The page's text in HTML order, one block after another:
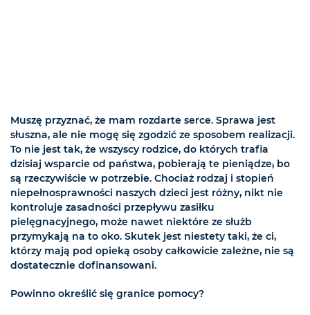
Muszę przyznać, że mam rozdarte serce. Sprawa jest
słuszna, ale nie mogę się zgodzić ze sposobem realizacji.
To nie jest tak, że wszyscy rodzice, do których trafia
dzisiaj wsparcie od państwa, pobierają te pieniądze, bo
są rzeczywiście w potrzebie. Chociaż rodzaj i stopień
niepełnosprawności naszych dzieci jest różny, nikt nie
kontroluje zasadności przepływu zasiłku
pielęgnacyjnego, może nawet niektóre ze służb
przymykają na to oko. Skutek jest niestety taki, że ci,
którzy mają pod opieką osoby całkowicie zależne, nie są
dostatecznie dofinansowani.
Powinno określić się granice pomocy?